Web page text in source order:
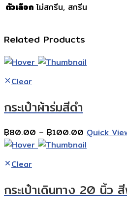
ตัวเลือก ไม่สกรีน, สกรีน
Related Products
Clear
กระเป๋าผ้าร่มสีดำ
฿80.00 – ฿100.00 Price
range:
฿100.00
Quick
Clear
กระเป๋าเดินทาง 20 นิ้ว